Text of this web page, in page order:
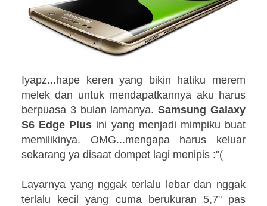
Iyapz...hape keren yang bikin hatiku merem
melek dan untuk mendapatkannya aku harus
berpuasa 3 bulan lamanya.Samsung Galaxy
S6 Edge Plus ini yang menjadi mimpiku buat
memilikinya. OMG...mengapa harus keluar
sekarang ya disaat dompet lagi menipis :"(
Layarnya yang nggak terlalu lebar dan nggak
terlalu kecil yang cuma berukuran 5,7" pas